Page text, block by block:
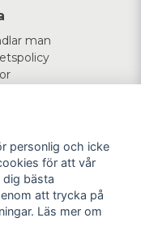
man
med
personlig och icke
för att vår
dig bästa
att trycka på
Läs mer om